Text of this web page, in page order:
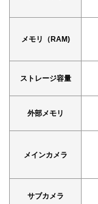
メモリ（RAM)
ストレージ容量
外部メモリ
メインカメラ
サブカメラ